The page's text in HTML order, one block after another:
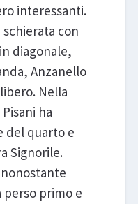
interessanti.
con
diagonale,
Anzanello
Nella
ha
del quarto e
Signorile.
perso primo e